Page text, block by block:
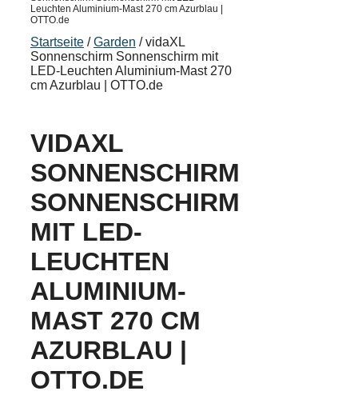
Leuchten Aluminium-Mast 270 cm Azurblau |
OTTO.de
Startseite /Garden / vidaXL
Sonnenschirm Sonnenschirm mit
LED-Leuchten Aluminium-Mast 270
cm Azurblau | OTTO.de
VIDAXL
SONNENSCHIRM
SONNENSCHIRM
MIT LED-
LEUCHTEN
ALUMINIUM-
MAST 270 CM
AZURBLAU |
OTTO.DE